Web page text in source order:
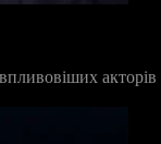
акторів